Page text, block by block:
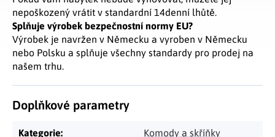
nepoškozený vrátit v standardní 14denní lhůtě.
Splňuje výrobek bezpečnostní normy EU?
Výrobek je navržen v Německu a vyroben v Německu
nebo Polsku a splňuje všechny standardy pro prodej na
našem trhu.
Doplňkové parametry
Kategorie: Komody a skříňky